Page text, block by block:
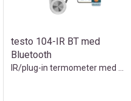
testo 104-IR BT med
Bluetooth